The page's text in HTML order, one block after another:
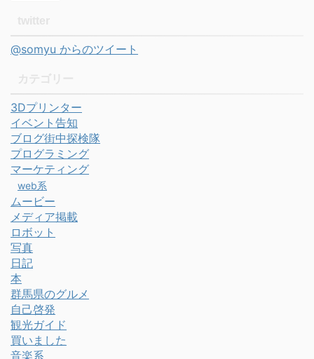
@somyu からのツイート
3Dプリンター
イベント告知
ブログ街中探検隊
プログラミング
マーケティング
web系
ムービー
メディア掲載
ロボット
写真
日記
本
群馬県のグルメ
自己啓発
観光ガイド
買いました
音楽系